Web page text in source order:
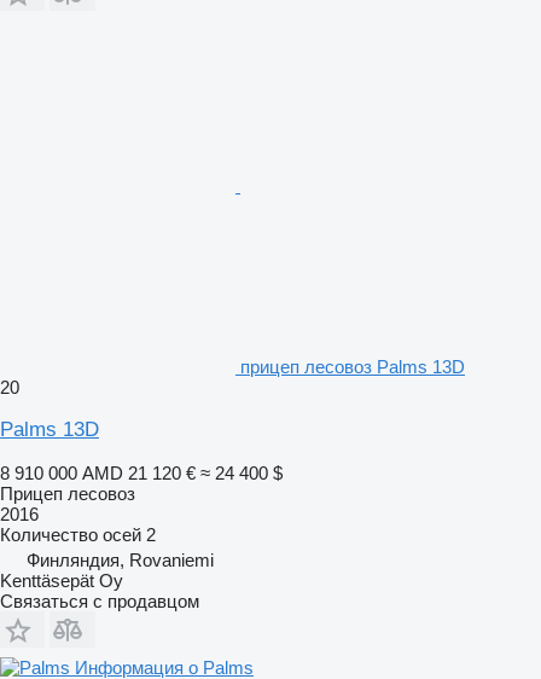
прицеп лесовоз Palms 13D
20
Palms 13D
8 910 000 AMD 21 120 € ≈ 24 400 $
Прицеп лесовоз
2016
Количество осей 2
Финляндия, Rovaniemi
Kenttäsepät Oy
Связаться с продавцом
Информация о Palms